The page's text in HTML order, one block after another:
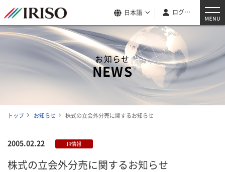
日本語 ログイン
お知らせ
NEWS
トップ お知らせ 株式の立会外分売に関するお知らせ
2005.02.22 IR情報
株式の立会外分売に関するお知らせ